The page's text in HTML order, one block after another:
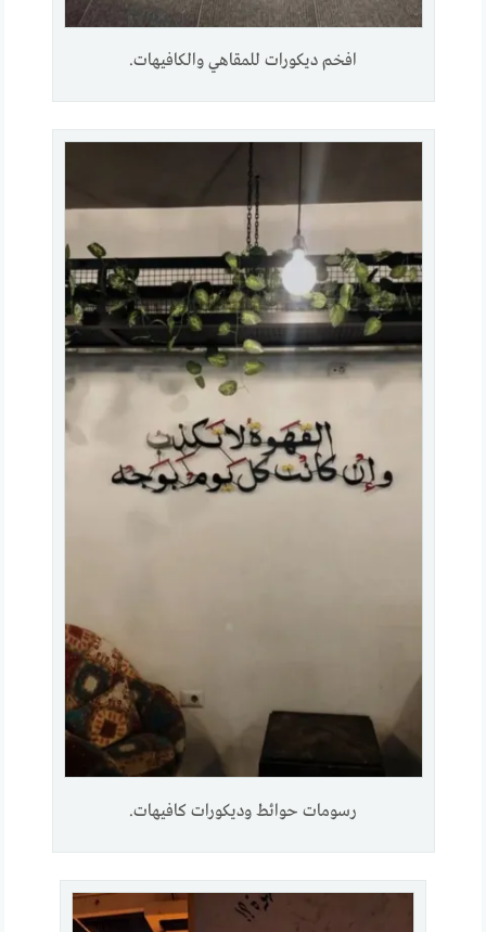
افخم ديكورات للمقاهي والكافيهات.
رسومات حوائط وديكورات كافيهات.